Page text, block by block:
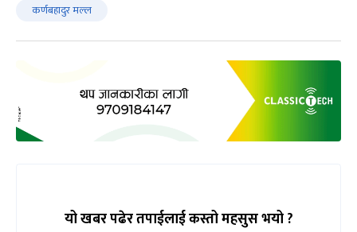
कर्णबहादुर मल्ल
यो खबर पढेर तपाईलाई कस्तो महसुस भयो ?